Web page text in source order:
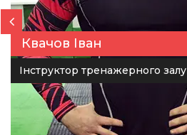
Квачов Іван
Інструктор тренажерного залу